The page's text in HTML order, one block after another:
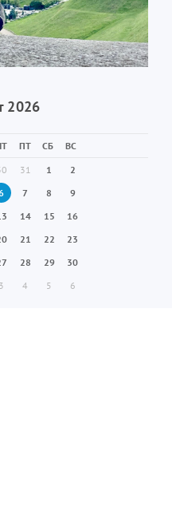
2026
ПТ СБ
ВС
31 1
2
7 8
9
14 15
16
21 22
23
28 29
30
3 4 5 6